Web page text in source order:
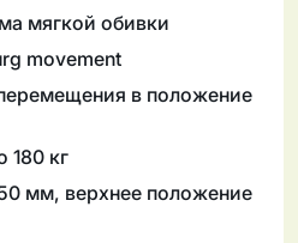
мягкой обивки
movement
в положение
180 кг
мм, верхнее положение